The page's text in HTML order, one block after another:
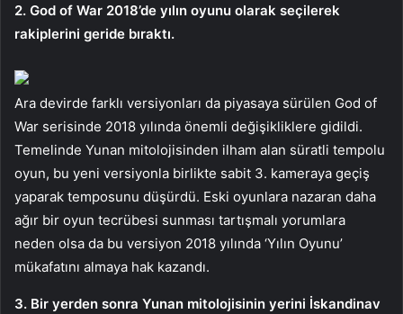
2. God of War 2018’de yılın oyunu olarak seçilerek
rakiplerini geride bıraktı.
Ara devirde farklı versiyonları da piyasaya sürülen God of
War serisinde 2018 yılında önemli değişikliklere gidildi.
Temelinde Yunan mitolojisinden ilham alan süratli tempolu
oyun, bu yeni versiyonla birlikte sabit 3. kameraya geçiş
yaparak temposunu düşürdü. Eski oyunlara nazaran daha
ağır bir oyun tecrübesi sunması tartışmalı yorumlara
neden olsa da bu versiyon 2018 yılında ‘Yılın Oyunu’
mükafatını almaya hak kazandı.
3. Bir yerden sonra Yunan mitolojisinin yerini İskandinav